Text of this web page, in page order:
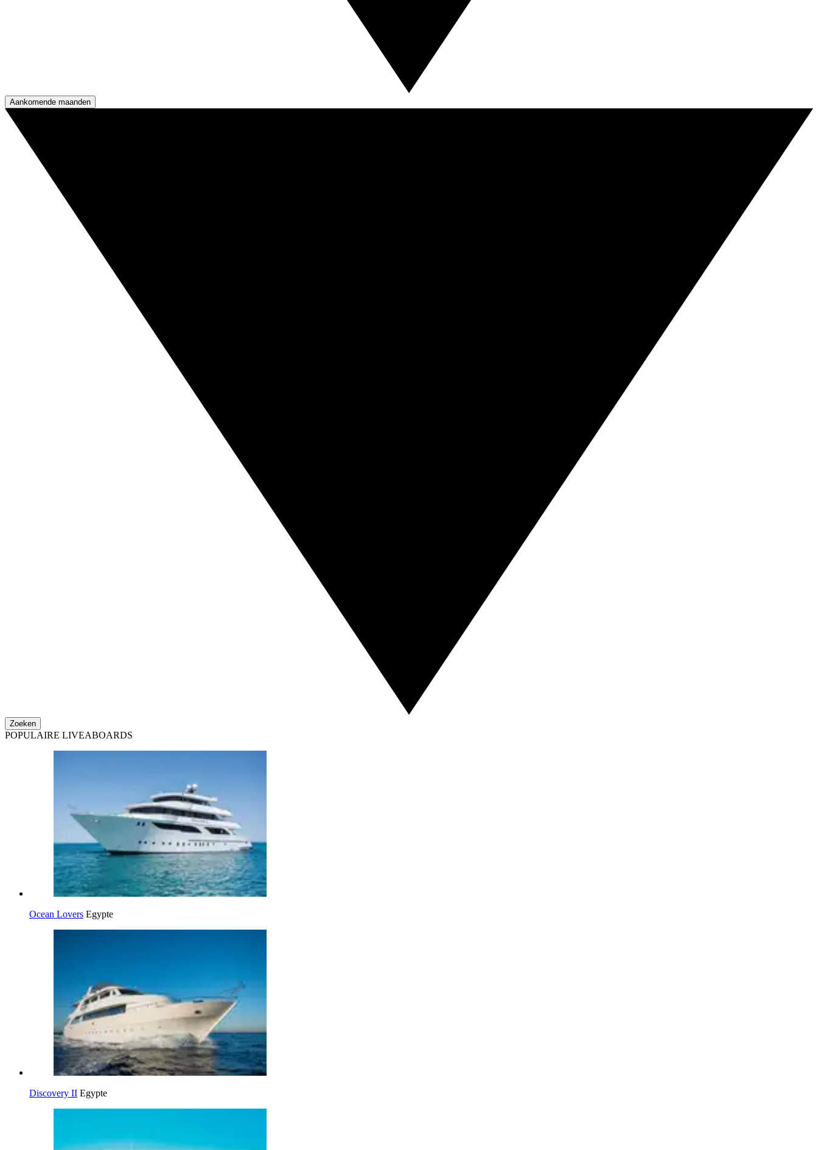
Aankomende maanden
Zoeken
POPULAIRE LIVEABOARDS
Ocean Lovers Egypte
Discovery II Egypte